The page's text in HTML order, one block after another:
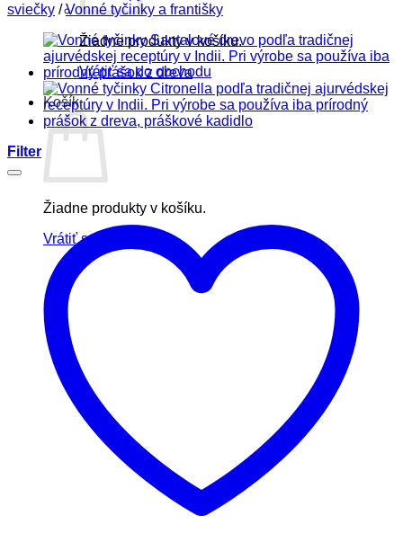
Žiadne produkty v košíku.
Vrátiť sa do obchodu
Košík
Žiadne produkty v košíku.
Vrátiť sa do obchodu
sviečky / Vonné tyčinky a františky
Filter